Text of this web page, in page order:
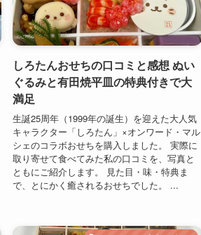
しろたんおせちの口コミと感想 ぬい
ぐるみと有田焼平皿の特典付きで大
満足
生誕25周年（1999年の誕生）を迎えた大人気
キャラクター「しろたん」×オンワード・マル
シェのコラボおせちを購入しました。 実際に
取り寄せて食べてみた私の口コミを、写真と
ともにご紹介します。 見た目・味・特典ま
で、とにかく癒されるおせちでした。 ...